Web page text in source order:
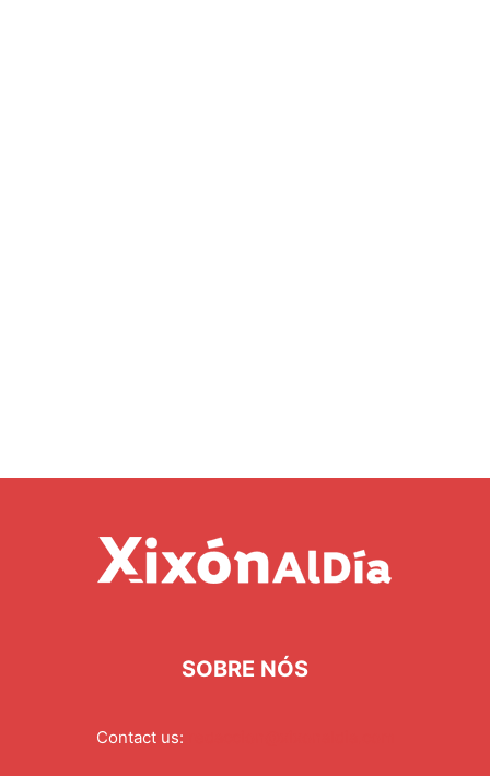
SOBRE NÓS
Contact us: